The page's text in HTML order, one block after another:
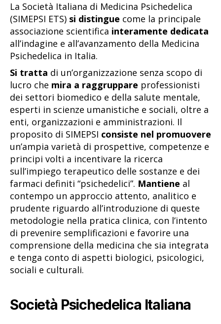
La Società Italiana di Medicina Psichedelica
(SIMEPSI ETS) si distingue come la principale
associazione scientifica interamente dedicata
all’indagine e all’avanzamento della Medicina
Psichedelica in Italia.
Si tratta di un’organizzazione senza scopo di
lucro che mira a raggruppare professionisti
dei settori biomedico e della salute mentale,
esperti in scienze umanistiche e sociali, oltre a
enti, organizzazioni e amministrazioni. Il
proposito di SIMEPSI consiste nel promuovere
un’ampia varietà di prospettive, competenze e
principi volti a incentivare la ricerca
sull’impiego terapeutico delle sostanze e dei
farmaci definiti “psichedelici”. Mantiene al
contempo un approccio attento, analitico e
prudente riguardo all’introduzione di queste
metodologie nella pratica clinica, con l’intento
di prevenire semplificazioni e favorire una
comprensione della medicina che sia integrata
e tenga conto di aspetti biologici, psicologici,
sociali e culturali.
Società Psichedelica Italiana